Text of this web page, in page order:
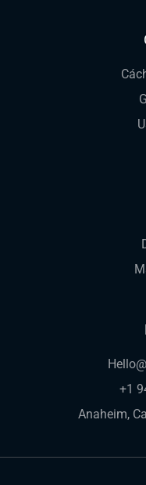
+1
Anaheim,